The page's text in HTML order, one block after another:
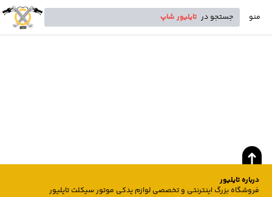
منو جستجو در تایلیور شاپ
درباره تایلیور
فروشگاه بزرگ اینترنتی و تخصصی لوازم یدکی موتور سیکلت تایلیور